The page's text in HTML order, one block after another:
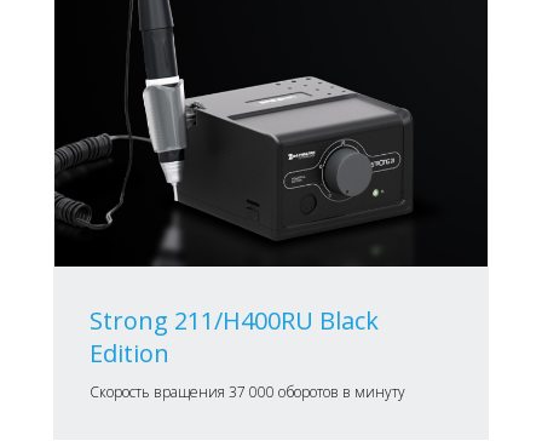
Strong 211/H400RU Black
Edition
Скорость вращения 37 000 оборотов в минуту